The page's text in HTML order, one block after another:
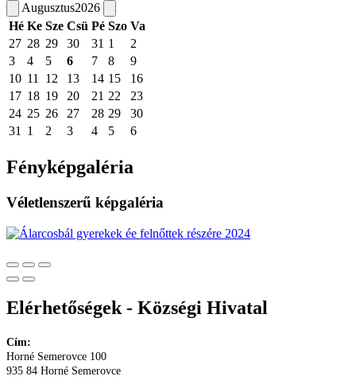
Augusztus2026
Hé Ke Sze Csü Pé Szo Va
27 28 29 30 31 1
2
3
4 5 6 7 8
9
10 11 12 13 14 15
16
17 18 19 20 21 22
23
24 25 26 27 28 29
30
31
1 2 3 4 5 6
Fényképgaléria
Véletlenszerű képgaléria
Elérhetőségek - Községi Hivatal
Cím:
Horné Semerovce 100
935 84 Horné Semerovce